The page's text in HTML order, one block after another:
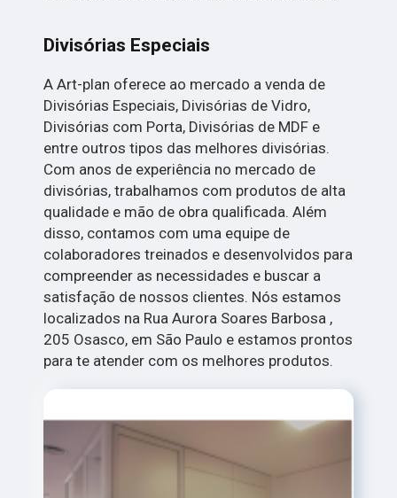
Divisórias Especiais
A Art-plan oferece ao mercado a venda de
Divisórias Especiais, Divisórias de Vidro,
Divisórias com Porta, Divisórias de MDF e
entre outros tipos das melhores divisórias.
Com anos de experiência no mercado de
divisórias, trabalhamos com produtos de alta
qualidade e mão de obra qualificada. Além
disso, contamos com uma equipe de
colaboradores treinados e desenvolvidos para
compreender as necessidades e buscar a
satisfação de nossos clientes. Nós estamos
localizados na Rua Aurora Soares Barbosa ,
205 Osasco, em São Paulo e estamos prontos
para te atender com os melhores produtos.